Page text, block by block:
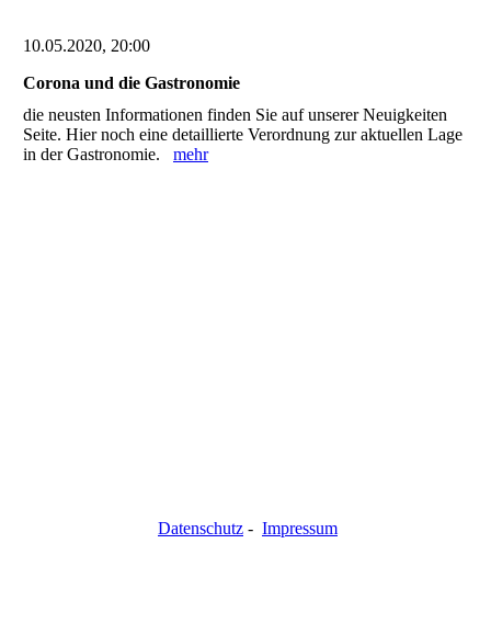
10.05.2020, 20:00
Corona und die Gastronomie
die neusten Informationen finden Sie auf unserer Neuigkeiten
Seite. Hier noch eine detaillierte Verordnung zur aktuellen Lage
in der Gastronomie. mehr
Datenschutz - Impressum